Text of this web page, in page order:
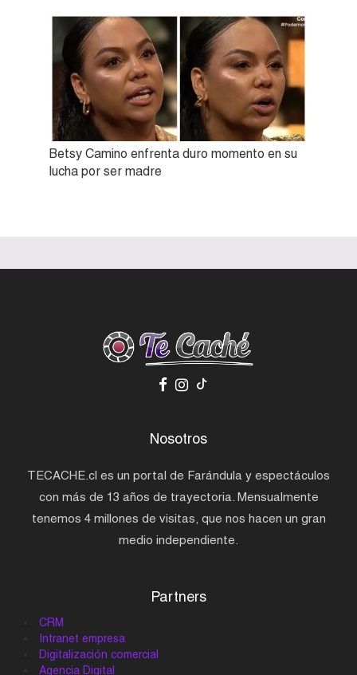
Betsy Camino enfrenta duro momento en su
lucha por ser madre
Nosotros
TECACHE.cl es un portal de Farándula y espectáculos
con más de 13 años de trayectoria. Mensualmente
tenemos 4 millones de visitas, que nos hacen un gran
medio independiente.
Partners
CRM
Intranet empresa
Digitalización comercial
Agencia Digital